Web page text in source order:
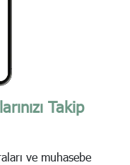
Takip
ve muhasebe